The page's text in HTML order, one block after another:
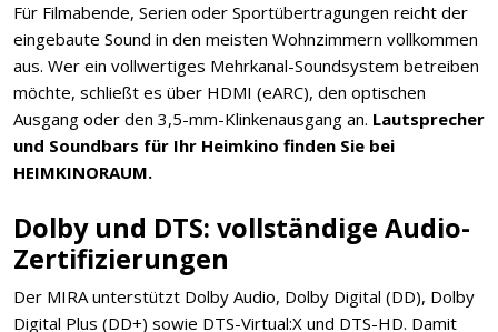
Für Filmabende, Serien oder Sportübertragungen reicht der
eingebaute Sound in den meisten Wohnzimmern vollkommen
aus. Wer ein vollwertiges Mehrkanal-Soundsystem betreiben
möchte, schließt es über HDMI (eARC), den optischen
Ausgang oder den 3,5-mm-Klinkenausgang an. Lautsprecher
und Soundbars für Ihr Heimkino finden Sie bei
HEIMKINORAUM.
Dolby und DTS: vollständige Audio-
Zertifizierungen
Der MIRA unterstützt Dolby Audio, Dolby Digital (DD), Dolby
Digital Plus (DD+) sowie DTS-Virtual:X und DTS-HD. Damit